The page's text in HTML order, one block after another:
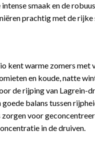
smaak en de
prachtig met de rijke
kent warme zomers met
en koude, natte
de rijping van Lagrein-
balans tussen
voor
in de druiven.